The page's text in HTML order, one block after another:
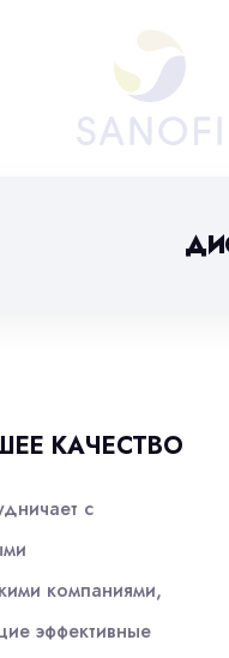
КАЧЕСТВО
с
компаниями,
эффективные